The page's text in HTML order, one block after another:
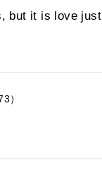
but it is love just
）